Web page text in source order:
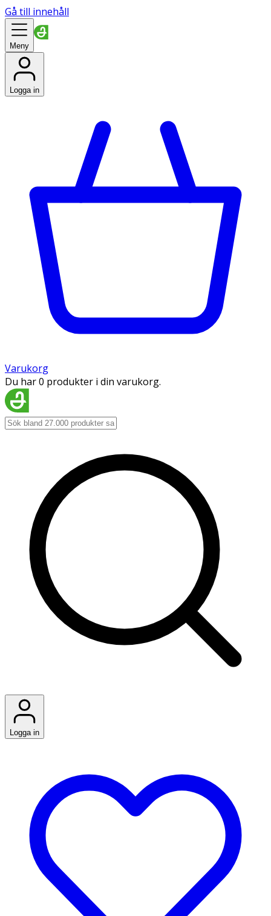
Gå till innehåll
Meny
Logga in
Varukorg
Du har 0 produkter i din varukorg.
Logga in